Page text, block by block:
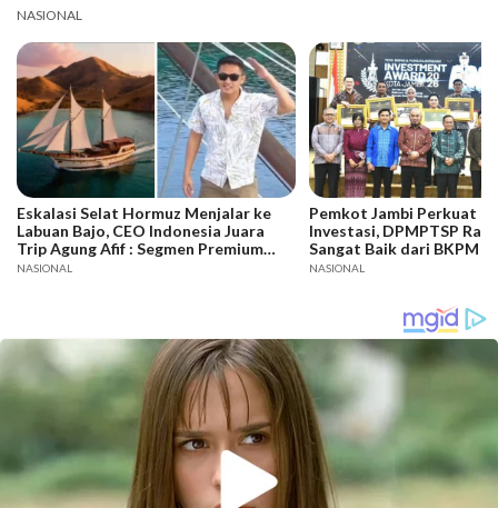
NASIONAL
Eskalasi Selat Hormuz Menjalar ke
Labuan Bajo, CEO Indonesia Juara
Trip Agung Afif : Segmen Premium
Bertahan, Adaptasi Jadi Kunci
NASIONAL
Pemkot Jambi Perkuat
Investasi, DPMPTSP
Sangat Baik dari BKPM
NASIONAL